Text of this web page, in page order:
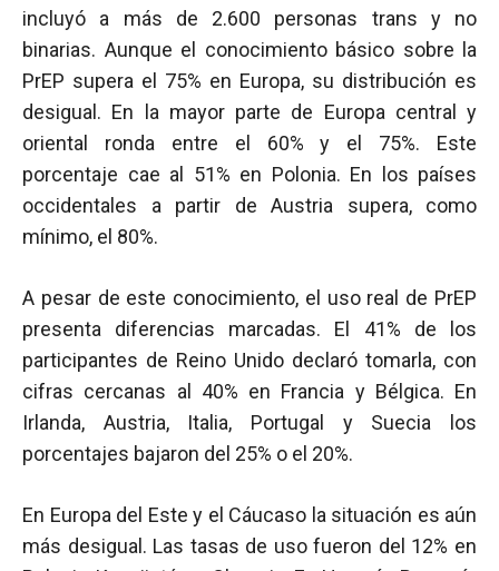
incluyó a más de 2.600 personas trans y no
binarias. Aunque el conocimiento básico sobre la
PrEP supera el 75% en Europa, su distribución es
desigual. En la mayor parte de Europa central y
oriental ronda entre el 60% y el 75%. Este
porcentaje cae al 51% en Polonia. En los países
occidentales a partir de Austria supera, como
mínimo, el 80%.
A pesar de este conocimiento, el uso real de PrEP
presenta diferencias marcadas. El 41% de los
participantes de Reino Unido declaró tomarla, con
cifras cercanas al 40% en Francia y Bélgica. En
Irlanda, Austria, Italia, Portugal y Suecia los
porcentajes bajaron del 25% o el 20%.
En Europa del Este y el Cáucaso la situación es aún
más desigual. Las tasas de uso fueron del 12% en